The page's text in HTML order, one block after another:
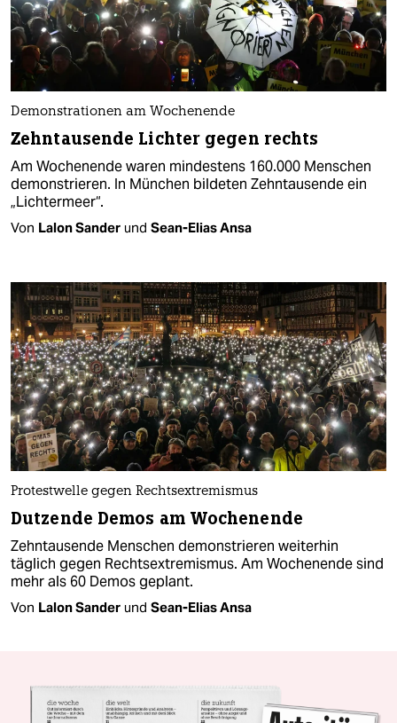
Demonstrationen am Wochenende
Zehntausende Lichter gegen rechts
Am Wochenende waren mindestens 160.000 Menschen
demonstrieren. In München bildeten Zehntausende ein
„Lichtermeer“.
Von Lalon Sander und Sean-Elias Ansa
Protestwelle gegen Rechtsextremismus
Dutzende Demos am Wochenende
Zehntausende Menschen demonstrieren weiterhin
täglich gegen Rechtsextremismus. Am Wochenende sind
mehr als 60 Demos geplant.
Von Lalon Sander und Sean-Elias Ansa